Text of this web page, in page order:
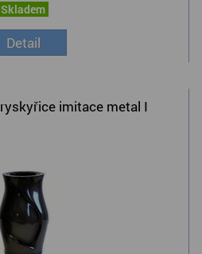
Skladem
Detail
imitace metal I